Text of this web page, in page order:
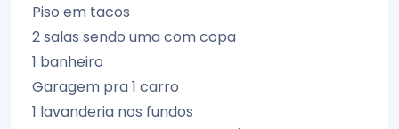
Piso em tacos
2 salas sendo uma com copa
1 banheiro
Garagem pra 1 carro
1 lavanderia nos fundos